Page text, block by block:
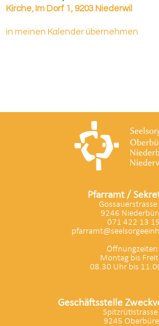
Kirche, Im Dorf 1, 9203 Niederwil
in meinen Kalender übernehmen
Pfarramt /
Gossauerstrasse
9246
071 422 13 19
Öffnungzeiten:
Montag bis
08.30 Uhr bis
Geschäftsstelle
Spitzrütistrasse
9245